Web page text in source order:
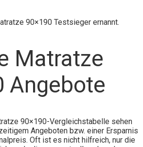
90×190 Testsieger ernannt.
Matratze
Angebote
90×190-Vergleichstabelle sehen
Angeboten bzw. einer Ersparnis
Oft ist es nicht hilfreich, nur die